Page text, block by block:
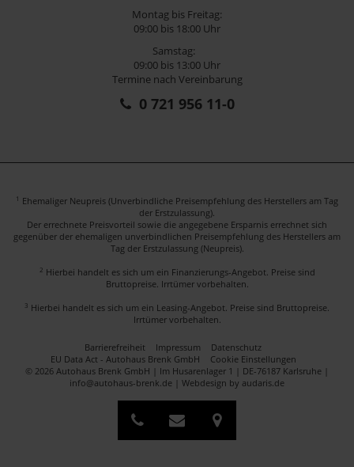
Montag bis Freitag:
09:00 bis 18:00 Uhr
Samstag:
09:00 bis 13:00 Uhr
Termine nach Vereinbarung
0 721 956 11-0
1 Ehemaliger Neupreis (Unverbindliche Preisempfehlung des Herstellers am Tag
der Erstzulassung).
Der errechnete Preisvorteil sowie die angegebene Ersparnis errechnet sich
gegenüber der ehemaligen unverbindlichen Preisempfehlung des Herstellers am
Tag der Erstzulassung (Neupreis).
2 Hierbei handelt es sich um ein Finanzierungs-Angebot. Preise sind
Bruttopreise. Irrtümer vorbehalten.
3 Hierbei handelt es sich um ein Leasing-Angebot. Preise sind Bruttopreise.
Irrtümer vorbehalten.
Barrierefreiheit Impressum
Datenschutz
EU Data Act - Autohaus Brenk GmbH
Cookie Einstellungen
© 2026 Autohaus Brenk GmbH | Im Husarenlager 1 | DE-76187 Karlsruhe |
info@autohaus-brenk.de | Webdesign by audaris.de